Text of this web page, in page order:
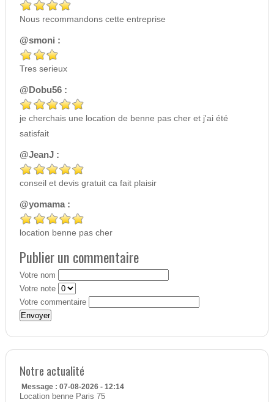
Nous recommandons cette entreprise
@smoni :
Tres serieux
@Dobu56 :
je cherchais une location de benne pas cher et j'ai été
satisfait
@JeanJ :
conseil et devis gratuit ca fait plaisir
@yomama :
location benne pas cher
Publier un commentaire
Votre nom
Votre note
Votre commentaire
Notre actualité
Message : 07-08-2026 - 12:14
Location benne Paris 75